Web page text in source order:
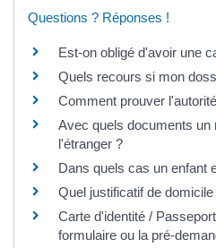
Questions ? Réponses !
Est-on obligé d'avoir une
Quels recours si mon
Comment prouver
Avec quels documents un
l'étranger ?
Dans quels cas un enfant
Quel justificatif de domicile
Carte d'identité /
formulaire ou la pré-